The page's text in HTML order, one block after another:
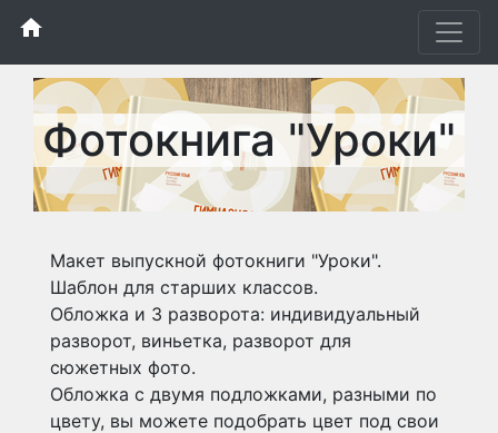
home
Фотокнига "Уроки"
Макет выпускной фотокниги "Уроки".
Шаблон для старших классов.
Обложка и 3 разворота: индивидуальный
разворот, виньетка, разворот для
сюжетных фото.
Обложка с двумя подложками, разными по
цвету, вы можете подобрать цвет под свои